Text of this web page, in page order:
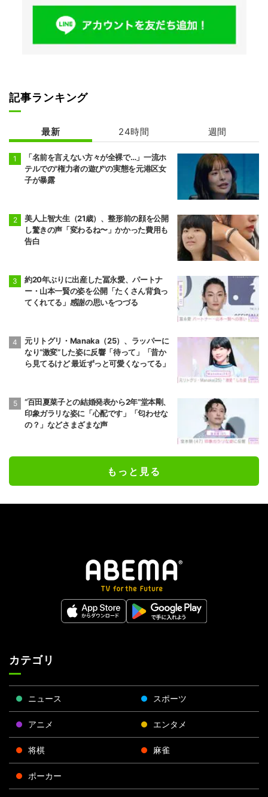
記事ランキング
最新 24時間 週間
「名前を言えない方々が全裸で…」一流ホ
テルでの"権力者の遊び"の実態を元港区女
子が暴露
美人上智大生（21歳）、整形前の顔を公開
し驚きの声「変わるね〜」かかった費用も
告白
約20年ぶりに出産した冨永愛、パートナ
ー・山本一賢の姿を公開「たくさん背負っ
てくれてる」感謝の思いをつづる
元リトグリ・Manaka（25）、ラッパーに
なり“激変”した姿に反響「待って」「昔か
ら見てるけど 最近ずっと可愛くなってる」
“百田夏菜子との結婚発表から2年”堂本剛、
印象ガラリな姿に「心配です」「匂わせな
の？」などさまざまな声
もっと見る
カテゴリ
ニュース スポーツ
アニメ エンタメ
将棋 麻雀
ポーカー